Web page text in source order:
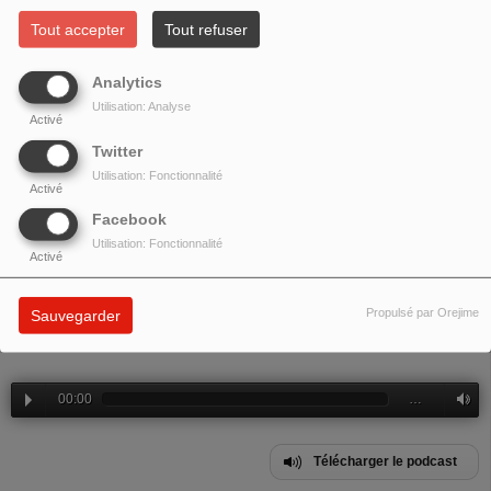
Tout accepter Tout refuser
Analytics
Activé
Utilisation: Analyse
Twitter
Activé
Utilisation: Fonctionnalité
Facebook
Activé
Utilisation: Fonctionnalité
Sauvegarder Propulsé par Orejime
Emission spéciale fêtes de fin d'année.
00:00
Télécharger le podcast